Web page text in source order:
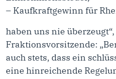
– Kaufkraftgewinn für
haben uns nie
Fraktionsvorsitzende:
auch stets, dass ein
eine hinreichende